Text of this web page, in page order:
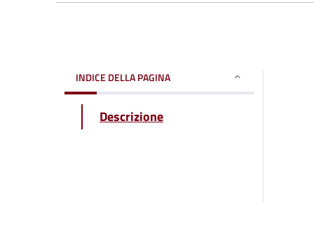
INDICE DELLA PAGINA
Descrizione